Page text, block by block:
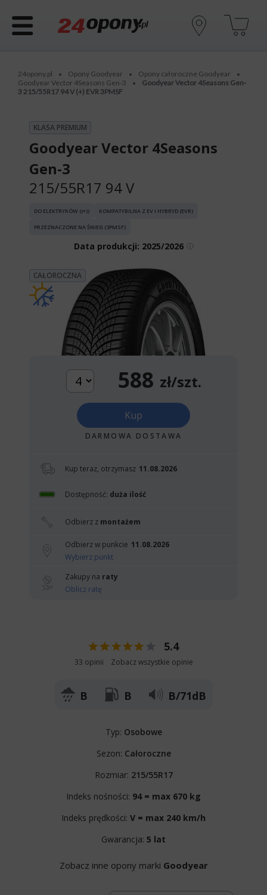
24opony.pl • Opony Goodyear • Opony całoroczne Goodyear •
Goodyear Vector 4Seasons Gen-3 •
Goodyear Vector 4Seasons Gen-
3 215/55R17 94 V (+) EVR 3PMSF
KLASA PREMIUM
Goodyear Vector 4Seasons
Gen-3
215/55R17 94 V
DO ELEKTRYKÓW ((+)) KOMPATYBILNA Z EV I HYBRYD (EVR)
PRZEZNACZONE NA ŚNIEG (3PMSF)
Data produkcji: 2025/2026
CAŁOROCZNA
588 zł/szt.
Kup
DARMOWA DOSTAWA
Kup teraz, otrzymasz 11.08.2026
Dostępność: duża ilość
Odbierz z montażem
Odbierz w punkcie 11.08.2026
Wybierz punkt
Zakupy na raty
Oblicz ratę
5.4
33 opinii Zobacz wszystkie opinie
B B B/71dB
Typ: Osobowe
Sezon: Całoroczne
Rozmiar: 215/55R17
Indeks nośności: 94 = max 670 kg
Indeks prędkości: V = max 240 km/h
Gwarancja: 5 lat
Zobacz inne opony marki Goodyear